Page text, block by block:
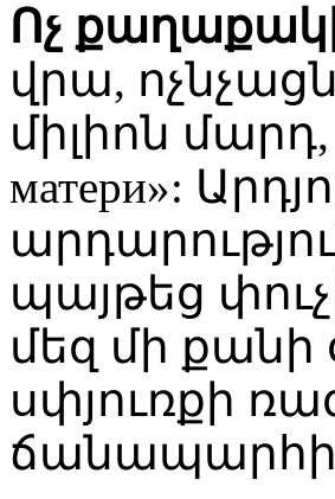
Ոչ
վրա,
միլիոն մարդ,
матери»:
պայթեց
մեզ մի քանի
սփյուռքի
ճանապարհի